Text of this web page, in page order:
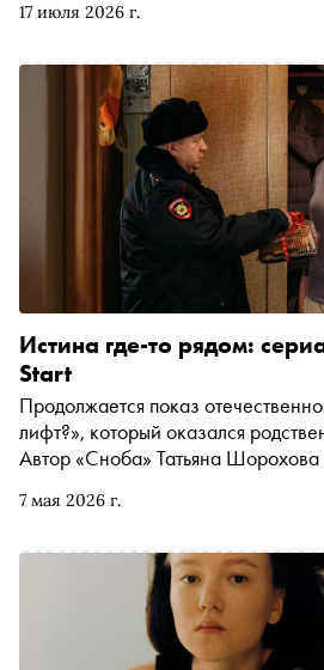
17 июля 2026 г.
сделали
7 мая 2026 г.
Истина где-то рядом:
Start
Продолжается показ
лифт?», который оказался
Автор «Сноба» Татьяна Шорохова оценила градус
пока так и не узнала, кто же украл